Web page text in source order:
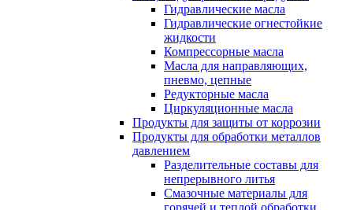
Гидравлические масла
Гидравлические огнестойкие
жидкости
Компрессорные масла
Масла для направляющих,
пневмо, цепные
Редукторные масла
Циркуляционные масла
Продукты для защиты от коррозии
Продукты для обработки металлов
давлением
Разделительные составы для
непрерывного литья
Смазочные материалы для
горячей и теплой обработки